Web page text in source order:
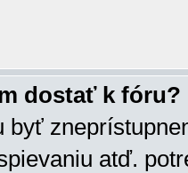
dostať k fóru?
byť
atď.